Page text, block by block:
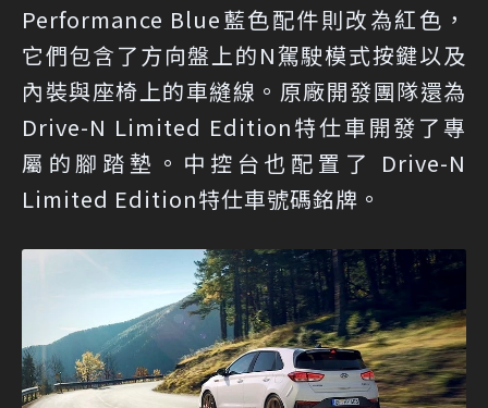
Performance Blue藍色配件則改為紅色，
它們包含了方向盤上的N駕駛模式按鍵以及
內裝與座椅上的車縫線。原廠開發團隊還為
Drive-N Limited Edition特仕車開發了專
屬的腳踏墊。中控台也配置了 Drive-N
Limited Edition特仕車號碼銘牌。